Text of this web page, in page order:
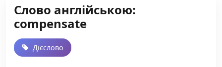
Слово англійською:
compensate
Дієслово